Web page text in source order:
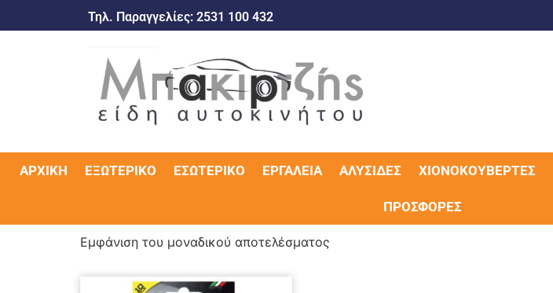
Τηλ. Παραγγελίες: 2531 100 432
ΑΡΧΙΚΉ ΕΞΩΤΕΡΙΚΌ ΕΣΩΤΕΡΙΚΌ ΕΡΓΑΛΕΊΑ ΑΛΥΣΊΔΕΣ ΧΙΟΝΟΚΟΥΒΈΡΤΕΣ
ΠΡΟΣΦΟΡΈΣ
Εμφάνιση του μοναδικού αποτελέσματος